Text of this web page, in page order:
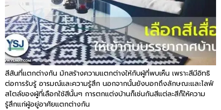
สีสันที่แตกต่างกัน มักสร้างความแตกต่างให้กับผู้ที่พบเห็น เพราะสีมีอิทธิ
ต่อการรับรู้ อารมณ์และความรู้สึก นอกจากนั้นยังบอกถึงลักษณะและไลฟ์
สไตล์ของผู้ที่เลือกใช้สีนั้นๆ การตกแต่งบ้านก็เช่นกันสีแต่ละสีก็ให้ความ
รู้สึกแก่ผู้อยู่อาศัยแตกต่างกัน